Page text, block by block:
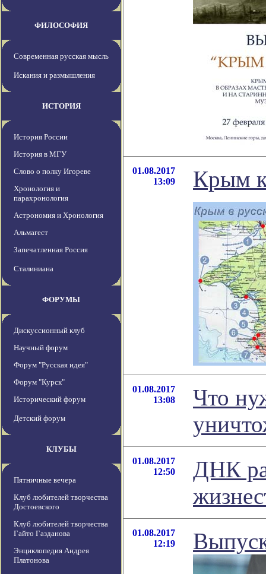
ФИЛОСОФИЯ
Современная русская мысль
Искания и размышления
ИСТОРИЯ
История России
История в МГУ
Слово о полку Игореве
Хронология и
парахронология
Астрономия и Хронология
Альмагест
Запечатленная Россия
Сталиниана
ФОРУМЫ
Дискуссионный клуб
Научный форум
Форум "Русская идея"
Форум "Курск"
Исторический форум
Детский форум
КЛУБЫ
Пятничные вечера
Клуб любителей творчества
Достоевского
Клуб любителей творчества
Гайто Газданова
Энциклопедия Андрея
Платонова
01.08.2017
13:09
Крым
01.08.2017
13:08
Что
01.08.2017
12:50
ДНК
01.08.2017
12:19